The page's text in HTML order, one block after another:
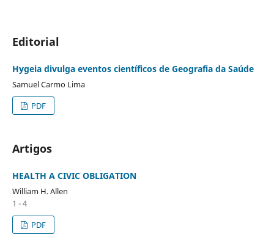
Editorial
Hygeia divulga eventos científicos de Geografia da Saúde
Samuel Carmo Lima
PDF
Artigos
HEALTH A CIVIC OBLIGATION
William H. Allen
1 - 4
PDF